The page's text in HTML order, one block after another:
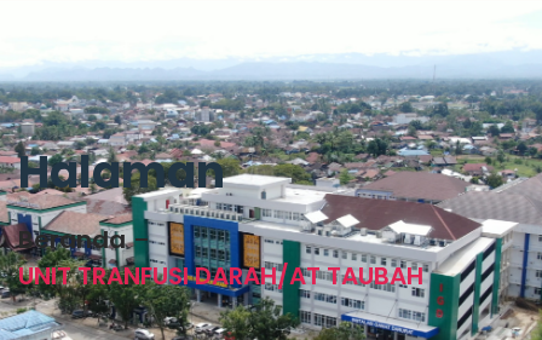
Halaman
Beranda
UNIT TRANFUSI DARAH/AT TAUBAH